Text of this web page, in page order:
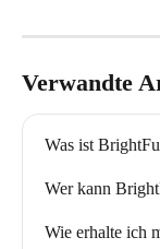
Verwandte
Was ist
Wer kann
Wie erhalte ich